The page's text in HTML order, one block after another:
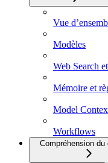
Vue
Modèles
Web Search
Mémoire et
Model
Workflows
Compréhension du